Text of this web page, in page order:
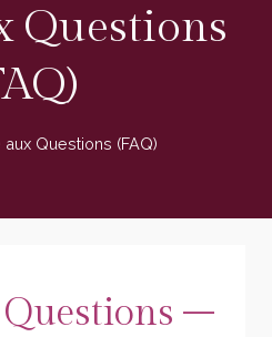
Questions
aux Questions (FAQ)
–